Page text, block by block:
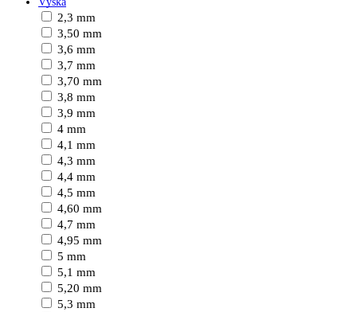
2,3 mm
3,50 mm
3,6 mm
3,7 mm
3,70 mm
3,8 mm
3,9 mm
4 mm
4,1 mm
4,3 mm
4,4 mm
4,5 mm
4,60 mm
4,7 mm
4,95 mm
5 mm
5,1 mm
5,20 mm
5,3 mm